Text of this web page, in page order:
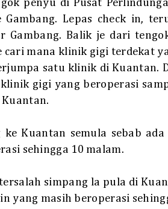
penyu di Pusat
Gambang. Lepas check in,
Gambang. Balik je dari
cari mana klinik gigi terdekat
satu klinik di Kuantan.
gigi yang beroperasi
ke Kuantan semula sebab
sehingga 10 malam.
simpang la pula di
yang masih beroperasi